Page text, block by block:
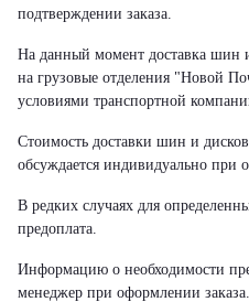
подтверждении заказа.
На данный момент доставка шин и
на грузовые отделения "Новой
условиями транспортной
Стоимость доставки шин и
обсуждается индивидуально при
В редких случаях для
предоплата.
Информацию о необходимости
менеджер при оформлении заказа.